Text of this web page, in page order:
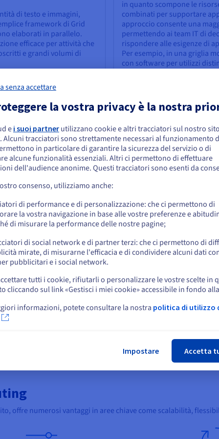
di testo e immagini,
framework di Grid
elaborati in parallelo.
efficace per attività che
e grandi volumi di
in quanto scompone le
combinati per supportare
approccio consente una
permettendo ai team IT di
rispondere alle esigenze di
Per esempio, in una griglia
con software per utilizzi
rack di server ed essere
forniscono risorse come potenza di elaborazione e storage,
centrale che assegna le attività e aggrega i risultati.
supercomputer virtuale unificato che offre maggiore potenza
complesse in pezzi e assegnandole ai nodi disponibili per
lavoro con elevato consumo di dati in modo più rapido e a un
Reti Software
fa parte della rete della griglia e mette a disposizione le
altre attività non correlate e cambiare spesso ruolo in base alle
amministra la rete e gestisce l'assegnazione delle risorse;
condivise da altri computer nel sistema di Grid Computing.
tra loro tramite Internet o altre reti e comunemente
offre numerosi vantaggi in aree chiave come scalabilità,
che la tua localizzazione sia Stati
un ordine da Stati Uniti, è necessario accedere al sito web del
un account.
us.ovhcloud.com/
Inglese USD - $
sul sito web attuale
Seleziona un altro sito web
senza accettare
la vostra privacy è la nostra
ei suoi partner utilizzano cookie e altri tracciatori sul nostro sito
Alcuni tracciatori sono strettamente necessari al funzionamento
in particolare di garantire la sicurezza del servizio o di
alcune funzionalità essenziali. Altri ci permettono di effettuare
dell'audience anonime. Questi tracciatori sono esenti da
consenso, utilizziamo anche:
di performance e di personalizzazione: che ci permettono di
la vostra navigazione in base alle vostre preferenze e
di misurare la performance delle nostre pagine;
di social network e di partner terzi: che ci permettono di
mirate, di misurarne l'efficacia e di condividere alcuni dati
pubblicitari e i social network.
tutti i cookie, rifiutarli o personalizzare le vostre scelte in
cliccando sul link «Gestisci i miei cookie» accessibile in fondo
informazioni, potete consultare la nostra politica di utilizzo
Impostare Accetta